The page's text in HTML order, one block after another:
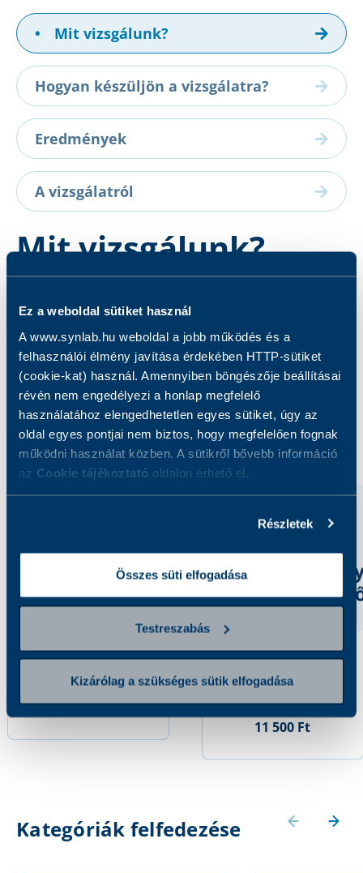
Ez a weboldal sütiket használ
A www.synlab.hu weboldal a jobb működés és a
felhasználói élmény javítása érdekében HTTP-sütiket
(cookie-kat) használ. Amennyiben böngészője beállításai
révén nem engedélyezi a honlap megfelelő
használatához elengedhetetlen egyes sütiket, úgy az
oldal egyes pontjai nem biztos, hogy megfelelően fognak
működni használat közben. A sütikről bővebb információ
az Cookie tájékoztató oldalon érhető el.
Részletek
Összes süti elfogadása
Testreszabás
Kizárólag a szükséges sütik elfogadása
• Mit vizsgálunk?
Hogyan készüljön a vizsgálatra?
Eredmények
A vizsgálatról
Mit vizsgálunk?
antitestek kimutatása.
Kapcsolódó szolgáltatások
Foszfatidilszerin IgM
elleni antitest
7 300 Ft
Deamidált gliadin
peptid (DGP) IgG elleni
antitest
11 500 Ft
Kategóriák felfedezése